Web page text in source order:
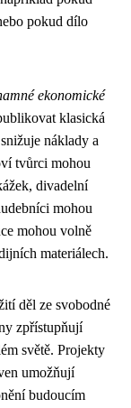
pokud dílo
ekonomické
klasická
náklady a
tvůrci mohou
divadelní
mohou
mohou volně
materiálech.
děl ze svobodné
zpřístupňují
světě. Projekty
umožňují
budoucím